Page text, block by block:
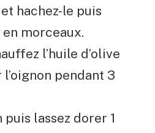
hachez-le puis
morceaux.
l’huile d’olive
pendant 3
lassez dorer 1